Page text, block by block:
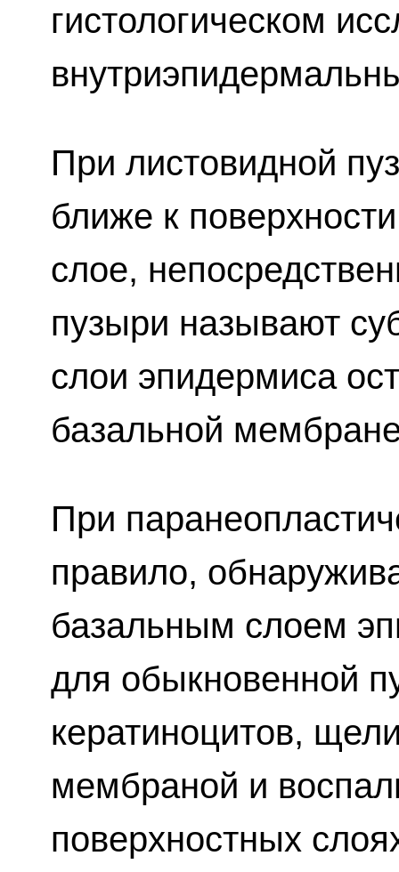
гистологическом
При листовидной
ближе к
слое,
пузыри называют
слои эпидермиса
базальной
При
правило,
базальным слоем
для обыкновенной
кератиноцитов,
мембраной и
поверхностных